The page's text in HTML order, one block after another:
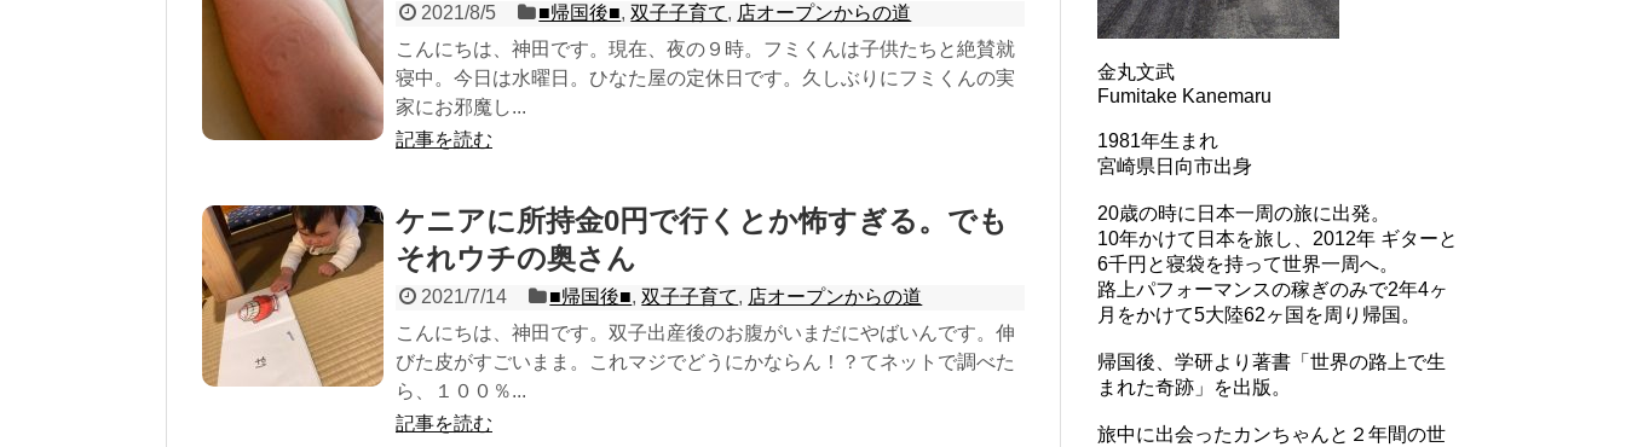
2021/8/5 ■帰国後■,双子子育て, 店オープンからの道
こんにちは、神田です。現在、夜の９時。フミくんは子供たちと絶賛就
寝中。今日は水曜日。ひなた屋の定休日です。久しぶりにフミくんの実
家にお邪魔し...
記事を読む
ケニアに所持金0円で行くとか怖すぎる。でも
それウチの奥さん
2021/7/14 ■帰国後■,双子子育て, 店オープンからの道
こんにちは、神田です。双子出産後のお腹がいまだにやばいんです。伸
びた皮がすごいまま。これマジでどうにかならん！？てネットで調べた
ら、１００％...
記事を読む
金丸文武
Fumitake Kanemaru
1981年生まれ
宮崎県日向市出身
20歳の時に日本一周の旅に出発。
10年かけて日本を旅し、2012年 ギターと
6千円と寝袋を持って世界一周へ。
路上パフォーマンスの稼ぎのみで2年4ヶ
月をかけて5大陸62ヶ国を周り帰国。
帰国後、学研より著書「世界の路上で生
まれた奇跡」を出版。
旅中に出会ったカンちゃんと２年間の世